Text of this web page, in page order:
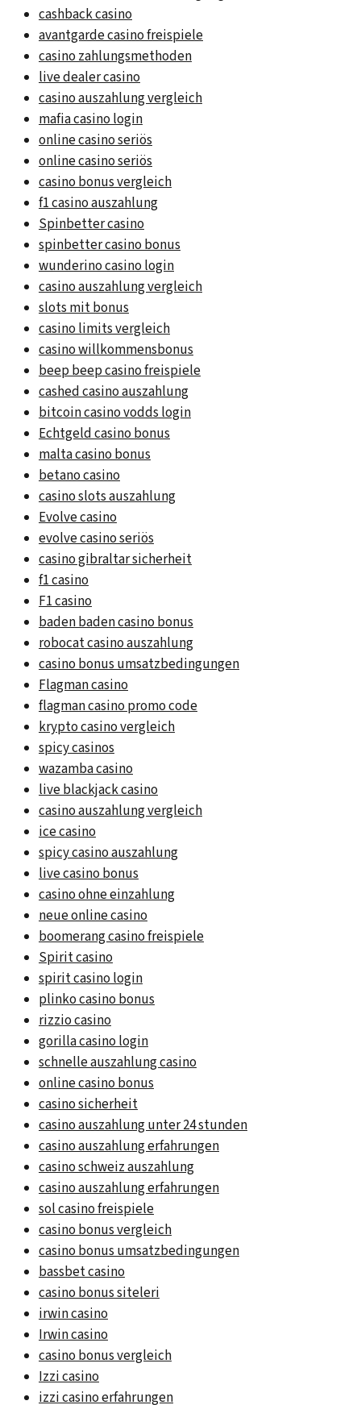
cashback casino
avantgarde casino freispiele
casino zahlungsmethoden
live dealer casino
casino auszahlung vergleich
mafia casino login
online casino seriös
online casino seriös
casino bonus vergleich
f1 casino auszahlung
Spinbetter casino
spinbetter casino bonus
wunderino casino login
casino auszahlung vergleich
slots mit bonus
casino limits vergleich
casino willkommensbonus
beep beep casino freispiele
cashed casino auszahlung
bitcoin casino vodds login
Echtgeld casino bonus
malta casino bonus
betano casino
casino slots auszahlung
Evolve casino
evolve casino seriös
casino gibraltar sicherheit
f1 casino
F1 casino
baden baden casino bonus
robocat casino auszahlung
casino bonus umsatzbedingungen
Flagman casino
flagman casino promo code
krypto casino vergleich
spicy casinos
wazamba casino
live blackjack casino
casino auszahlung vergleich
ice casino
spicy casino auszahlung
live casino bonus
casino ohne einzahlung
neue online casino
boomerang casino freispiele
Spirit casino
spirit casino login
plinko casino bonus
rizzio casino
gorilla casino login
schnelle auszahlung casino
online casino bonus
casino sicherheit
casino auszahlung unter 24 stunden
casino auszahlung erfahrungen
casino schweiz auszahlung
casino auszahlung erfahrungen
sol casino freispiele
casino bonus vergleich
casino bonus umsatzbedingungen
bassbet casino
casino bonus siteleri
irwin casino
Irwin casino
casino bonus vergleich
Izzi casino
izzi casino erfahrungen